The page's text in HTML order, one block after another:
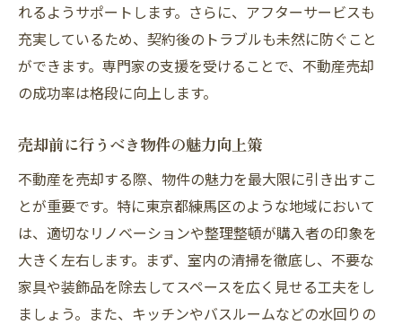
れるようサポートします。さらに、アフターサービスも
充実しているため、契約後のトラブルも未然に防ぐこと
ができます。専門家の支援を受けることで、不動産売却
の成功率は格段に向上します。
売却前に行うべき物件の魅力向上策
不動産を売却する際、物件の魅力を最大限に引き出すこ
とが重要です。特に東京都練馬区のような地域において
は、適切なリノベーションや整理整頓が購入者の印象を
大きく左右します。まず、室内の清掃を徹底し、不要な
家具や装飾品を除去してスペースを広く見せる工夫をし
ましょう。また、キッチンやバスルームなどの水回りの